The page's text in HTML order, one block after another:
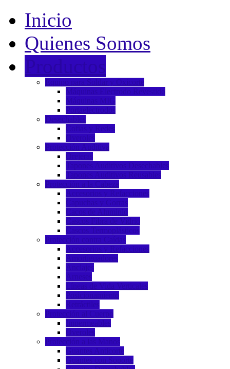
Inicio
Quienes Somos
Productos
Equipo para Soldar y Oxicorte
Máquinas Electrodo Revestido
Máquinas MIG
Portaelectrodos
Desechables
Cofias y Redes
Overoles
Protección Auditiva
Orejeras
Tapones Auditivos Desechables
Tapones Auditivos Reusables
Protección a la Cabeza
Accesorios y Refacciones
Capuchas y Gorras
Cacos de Aluminio
Cascos Fibra de Vidrio
Cascos Termoplásticos
Protección contra Caídas
Accesorios y Refacciones
Amortiguadores
Anclajes
Arneses
Líneas de Vida Verticales
Posicionamiento
Retráctiles
Protección al Cuerpo
Impermeables
Overoles
Protección a las Manos
Guantes Anticorte
Guantes con Soporte